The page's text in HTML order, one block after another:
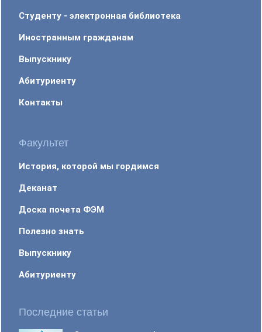
Студенту - электронная библиотека
Иностранным гражданам
Выпускнику
Абитуриенту
Контакты
Факультет
История, которой мы гордимся
Деканат
Доска почета ФЭМ
Полезно знать
Выпускнику
Абитуриенту
Последние статьи